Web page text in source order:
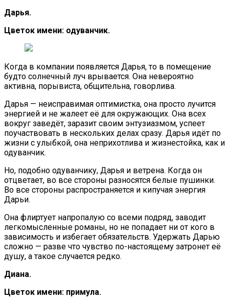
Дарья.
Цветок имени: одуванчик.
Когда в компании появляется Дарья, то в помещение
будто солнечный луч врывается. Она невероятно
активна, порывиста, общительна, говорлива.
Дарья — неисправимая оптимистка, она просто лучится
энергией и не жалеет её для окружающих. Она всех
вокруг заведёт, заразит своим энтузиазмом, успеет
поучаствовать в нескольких делах сразу. Дарья идёт по
жизни с улыбкой, она неприхотлива и жизнестойка, как и
одуванчик.
Но, подобно одуванчику, Дарья и ветрена. Когда он
отцветает, во все стороны разносятся белые пушинки.
Во все стороны распространяется и кипучая энергия
Дарьи.
Она флиртует напропалую со всеми подряд, заводит
легкомысленные романы, но не попадает ни от кого в
зависимость и избегает обязательств. Удержать Дарью
сложно — разве что чувство по-настоящему затронет её
душу, а такое случается редко.
Диана.
Цветок имени: примула.